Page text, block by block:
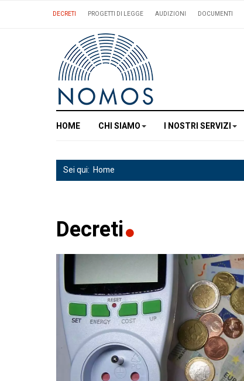
DECRETI PROGETTI DI LEGGE AUDIZIONI DOCUMENTI
HOME CHI SIAMO I NOSTRI SERVIZI
Sei qui: Home
Decreti